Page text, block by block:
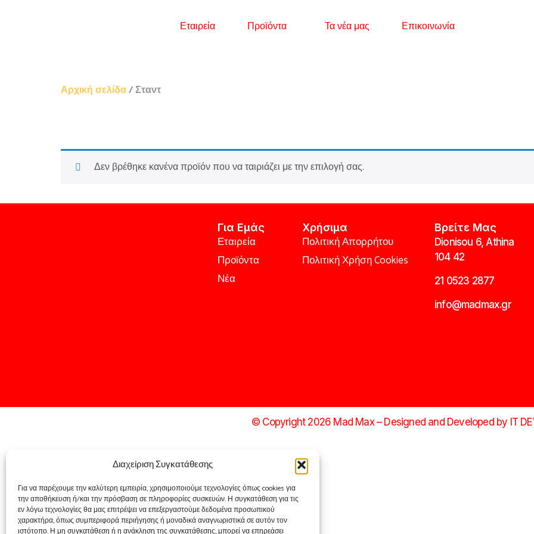
Διαχείριση Συγκατάθεσης
Για να παρέχουμε την καλύτερη εμπειρία, χρησιμοποιούμε τεχνολογίες όπως cookies για
την αποθήκευση ή/και την πρόσβαση σε πληροφορίες συσκευών. Η συγκατάθεση για τις
εν λόγω τεχνολογίες θα μας επιτρέψει να επεξεργαστούμε δεδομένα προσωπικού
χαρακτήρα, όπως συμπεριφορά περιήγησης ή μοναδικά αναγνωριστικά σε αυτόν τον
ιστότοπο. Η μη συγκατάθεση ή η ανάκληση της συγκατάθεσης, μπορεί να επηρεάσει
Εταιρεία Προϊόντα Τα νέα μας Επικοινωνία
Αρχική σελίδα/ Σταντ
Δεν βρέθηκε κανένα προϊόν που να ταιριάζει με την επιλογή σας.
Για Εμάς
Εταιρεία
Προϊόντα
Νέα
Χρήσιμα
Πολιτική Απορρήτου
Πολιτική Χρήση Cookies
Βρείτε Μας
Dionisou 6, Athina
104 42
21 0523 2877
info@madmax.gr
© Copyright 2026 Mad Max – Designed and Developed by IT